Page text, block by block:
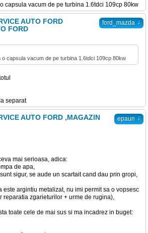
capsula vacum de pe turbina 1.6tdci 109cp 80kw
ford_mazda ↓
AUTO FORD
FORD
capsula vacum de pe turbina 1.6tdci 109cp 80kw
separat
epaun ↓
AUTO FORD ,MAGAZIN
mai serioasa, adica:
de apa,
sigur, se aude un scartait cand dau prin gropi,
este argintiu metalizat, nu imi permit sa o vopsesc
reparatia zgarieturilor + urme de rugina),
toate cele de mai sus si ma incadrez in buget: